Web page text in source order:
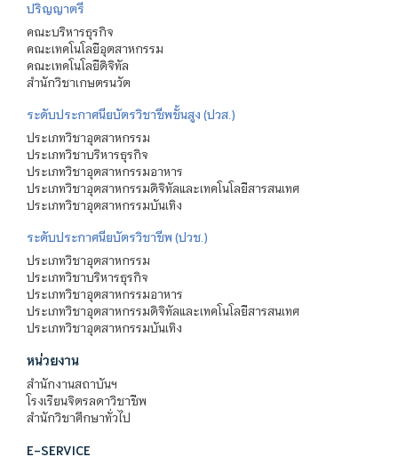
ปริญญาตรี
คณะบริหารธุรกิจ
คณะเทคโนโลยีอุตสาหกรรม
คณะเทคโนโลยีดิจิทัล
สำนักวิชาเกษตรนวัต
ระดับประกาศนียบัตรวิชาชีพชั้นสูง (ปวส.)
ประเภทวิชาอุตสาหกรรม
ประเภทวิชาบริหารธุรกิจ
ประเภทวิชาอุตสาหกรรมอาหาร
ประเภทวิชาอุตสาหกรรมดิจิทัลและเทคโนโลยีสารสนเทศ
ประเภทวิชาอุตสาหกรรมบันเทิง
ระดับประกาศนียบัตรวิชาชีพ (ปวช.)
ประเภทวิชาอุตสาหกรรม
ประเภทวิชาบริหารธุรกิจ
ประเภทวิชาอุตสาหกรรมอาหาร
ประเภทวิชาอุตสาหกรรมดิจิทัลและเทคโนโลยีสารสนเทศ
ประเภทวิชาอุตสาหกรรมบันเทิง
หน่วยงาน
สำนักงานสถาบันฯ
โรงเรียนจิตรลดาวิชาชีพ
สำนักวิชาศึกษาทั่วไป
E-SERVICE